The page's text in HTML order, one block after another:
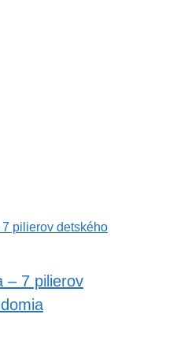
– 7 pilierov